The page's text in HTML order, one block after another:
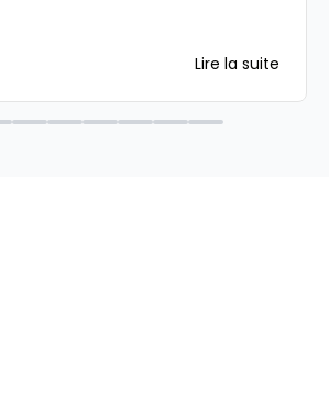
Lire la suite